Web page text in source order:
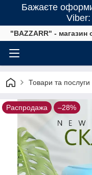
Бажаєте
"BAZZARR" - магазин
Товари та послуги
Распродажа –28%